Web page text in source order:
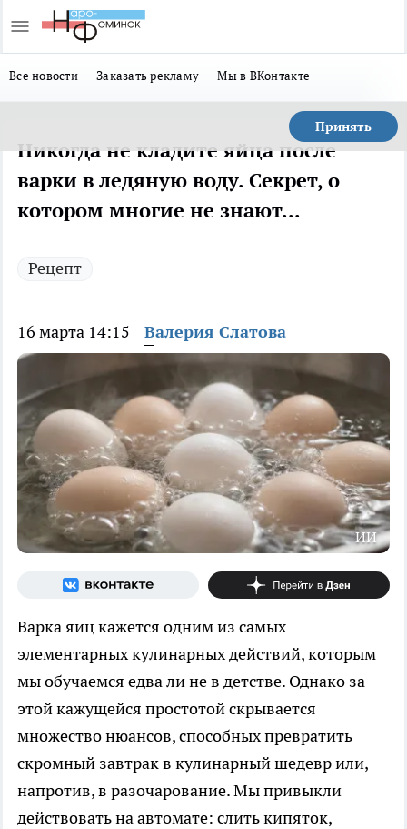
Все новости Заказать рекламу Мы в ВКонтакте
Принять
Никогда не кладите яйца после
варки в ледяную воду. Секрет, о
котором многие не знают...
Рецепт
16 марта 14:15 Валерия Слатова
ИИ
Варка яиц кажется одним из самых
элементарных кулинарных действий, которым
мы обучаемся едва ли не в детстве. Однако за
этой кажущейся простотой скрывается
множество нюансов, способных превратить
скромный завтрак в кулинарный шедевр или,
напротив, в разочарование. Мы привыкли
действовать на автомате: слить кипяток,